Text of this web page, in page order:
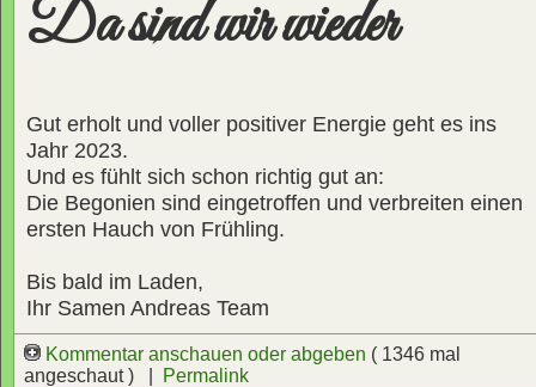
Da sind wir wieder
Gut erholt und voller positiver Energie geht es ins
Jahr 2023.
Und es fühlt sich schon richtig gut an:
Die Begonien sind eingetroffen und verbreiten einen
ersten Hauch von Frühling.
Bis bald im Laden,
Ihr Samen Andreas Team
Kommentar anschauen oder abgeben ( 1346 mal
angeschaut ) |
Permalink